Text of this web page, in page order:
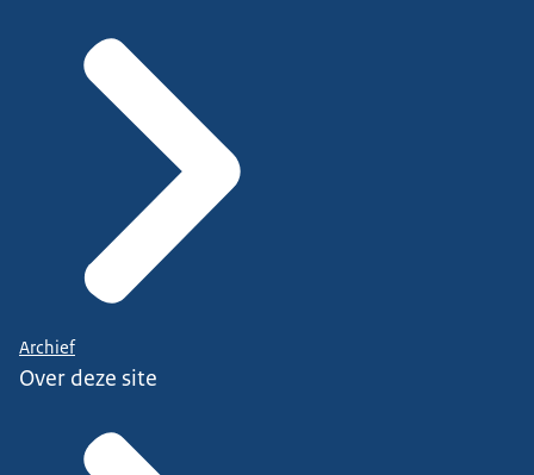
Archief
Over deze site